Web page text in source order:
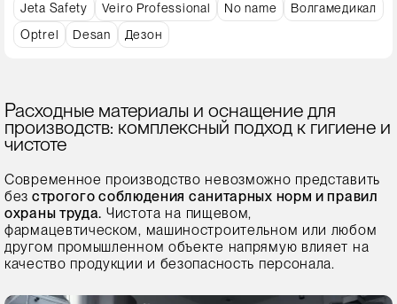
Jeta Safety
Veiro Professional No name
Волгамедикал
Optrel
Desan Дезон
Расходные материалы и оснащение для
производств: комплексный подход к гигиене и
чистоте
Современное производство невозможно представить
без строгого соблюдения санитарных норм и правил
охраны труда. Чистота на пищевом,
фармацевтическом, машиностроительном или любом
другом промышленном объекте напрямую влияет на
качество продукции и безопасность персонала.